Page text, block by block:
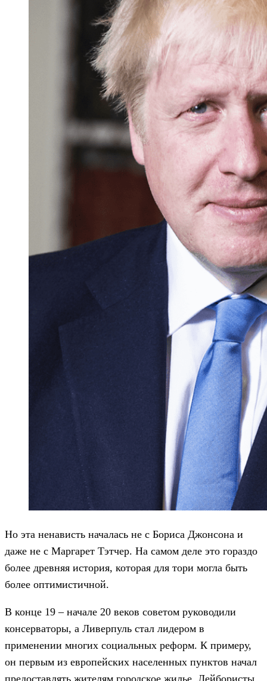
Но эта ненависть началась не с Бориса Джонсона и
даже не с Маргарет Тэтчер. На самом деле это гораздо
более древняя история, которая для тори могла быть
более оптимистичной.
В конце 19 – начале 20 веков советом руководили
консерваторы, а Ливерпуль стал лидером в
применении многих социальных реформ. К примеру,
он первым из европейских населенных пунктов начал
предоставлять жителям городское жилье. Лейбористы